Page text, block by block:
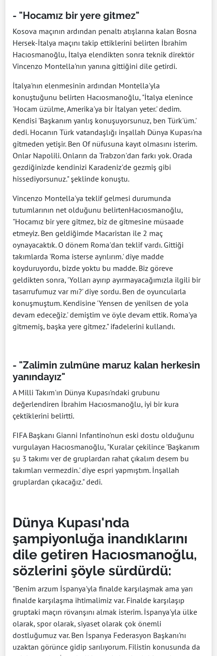
- "Hocamız bir yere gitmez"
Kosova maçının ardından penaltı atışlarına kalan Bosna
Hersek-İtalya maçını takip ettiklerini belirten İbrahim
Hacıosmanoğlu, İtalya elendikten sonra teknik direktör
Vincenzo Montella'nın yanına gittiğini dile getirdi.
İtalya'nın elenmesinin ardından Montella'yla
konuştuğunu belirten Hacıosmanoğlu, "İtalya elenince
'Hocam üzülme, Amerika'ya bir İtalyan yeter.' dedim.
Kendisi 'Başkanım yanlış konuşuyorsunuz, ben Türk'üm.'
dedi. Hocanın Türk vatandaşlığı inşallah Dünya Kupası'na
gitmeden yetişir. Ben Of nüfusuna kayıt olmasını isterim.
Onlar Napolili. Onların da Trabzon'dan farkı yok. Orada
gezdiğinizde kendinizi Karadeniz'de gezmiş gibi
hissediyorsunuz." şeklinde konuştu.
Vincenzo Montella'ya teklif gelmesi durumunda
tutumlarının net olduğunu belirtenHacıosmanoğlu,
"Hocamız bir yere gitmez, biz de gitmesine müsaade
etmeyiz. Ben geldiğimde Macaristan ile 2 maç
oynayacaktık. O dönem Roma'dan teklif vardı. Gittiği
takımlarda 'Roma isterse ayrılırım.' diye madde
koyduruyordu, bizde yoktu bu madde. Biz göreve
geldikten sonra, 'Yolları ayırıp ayırmayacağımızla ilgili bir
tasarrufumuz var mı?' diye sordu. Ben de oyuncularla
konuşmuştum. Kendisine 'Yensen de yenilsen de yola
devam edeceğiz.' demiştim ve öyle devam ettik. Roma'ya
gitmemiş, başka yere gitmez." ifadelerini kullandı.
- "Zalimin zulmüne maruz kalan herkesin
yanındayız"
A Milli Takım'ın Dünya Kupası'ndaki grubunu
değerlendiren İbrahim Hacıosmanoğlu, iyi bir kura
çektiklerini belirtti.
FIFA Başkanı Gianni Infantino'nun eski dostu olduğunu
vurgulayan Hacıosmanoğlu, "Kuralar çekilince 'Başkanım
şu 3 takımı ver de gruplardan rahat çıkalım desem bu
takımları vermezdin.' diye espri yapmıştım. İnşallah
gruplardan çıkacağız." dedi.
Dünya Kupası'nda
şampiyonluğa inandıklarını
dile getiren Hacıosmanoğlu,
sözlerini şöyle sürdürdü:
"Benim arzum İspanya'yla finalde karşılaşmak ama yarı
finalde karşılaşma ihtimalimiz var. Finalde karşılaşıp
gruptaki maçın rövanşını almak isterim. İspanya'yla ülke
olarak, spor olarak, siyaset olarak çok önemli
dostluğumuz var. Ben İspanya Federasyon Başkanı'nı
uzaktan görünce gidip sarılıyorum. Filistin konusunda da